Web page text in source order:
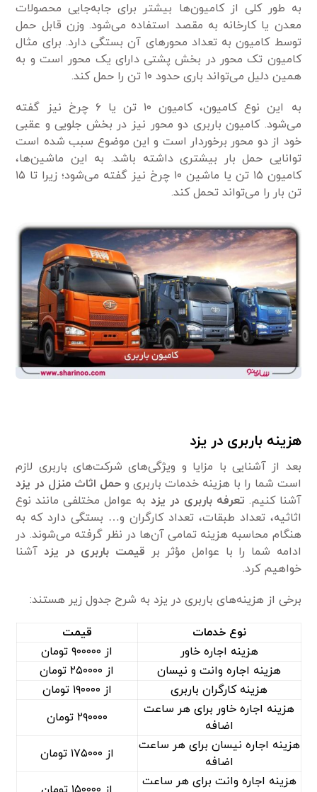
به طور کلی از کامیون‌ها بیشتر برای جابه‌جایی محصولات
معدن یا کارخانه به مقصد استفاده می‌شود. وزن قابل حمل
توسط کامیون به تعداد محور‌های آن بستگی دارد. برای مثال
کامیون تک محور در بخش پشتی دارای یک محور است و به
همین دلیل می‌تواند باری حدود ۱۰ تن را حمل کند.
به این نوع کامیون، کامیون ۱۰ تن یا ۶ چرخ نیز گفته
می‌شود. کامیون باربری دو محور نیز در بخش جلویی و عقبی
خود از دو محور برخوردار است و این موضوع سبب شده است
توانایی حمل بار بیشتری داشته باشد. به این ماشین‌ها،
کامیون ۱۵ تن یا ماشین ۱۰ چرخ نیز گفته می‌شود؛ زیرا تا ۱۵
تن بار را می‌تواند تحمل کند.
هزینه باربری در یزد
بعد از آشنایی با مزایا و ویژگی‌های شرکت‌های باربری لازم
است شما را با هزینه خدمات باربری وحمل اثاث منزل در یزد
آشنا کنیم. تعرفه باربری در یزد به عوامل مختلفی مانند نوع
اثاثیه، تعداد طبقات، تعداد کارگران و… بستگی دارد که به
هنگام محاسبه هزینه تمامی‌ آن‌ها در نظر گرفته می‌شوند. در
ادامه شما را با عوامل مؤثر بر قیمت باربری در یزد آشنا
خواهیم کرد.
برخی از هزینه‌های باربری در یزد به شرح جدول زیر هستند:
نوع خدمات
قیمت
هزینه اجاره خاور
از ۹۰۰۰۰۰ تومان
هزینه اجاره وانت و نیسان
از ۲۵۰۰۰۰ تومان
هزینه کارگران باربری
از ۱۹۰۰۰۰ تومان
هزینه اجاره خاور برای هر ساعت
اضافه
۲۹۰۰۰۰ تومان
هزینه اجاره نیسان برای هر ساعت
اضافه
از ۱۷۵۰۰۰ تومان
هزینه اجاره وانت برای هر ساعت